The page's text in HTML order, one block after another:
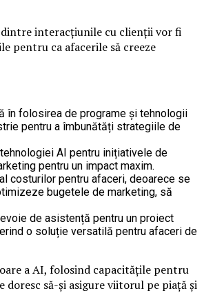
interacțiunile cu clienții vor fi
pentru ca afacerile să creeze
în folosirea de programe și tehnologii
pentru a îmbunătăți strategiile de
AI pentru inițiativele de
pentru un impact maxim.
costurilor pentru afaceri, deoarece se
bugetele de marketing, să
de asistență pentru un proiect
o soluție versatilă pentru afaceri de
a AI, folosind capacitățile pentru
să-și asigure viitorul pe piață și